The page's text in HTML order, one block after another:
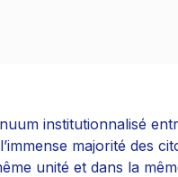
institutionnalisé
majorité des
unité et dans la